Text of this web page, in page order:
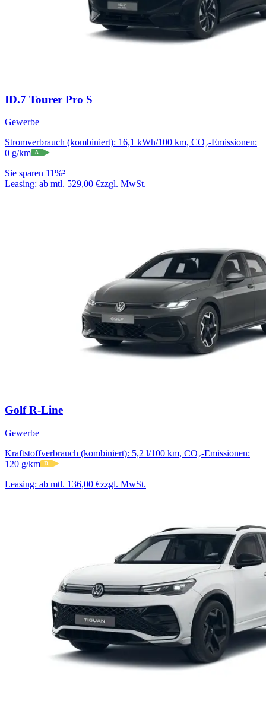
ID.7 Tourer Pro S
Gewerbe
Stromverbrauch (kombiniert): 16,1 kWh/100 km, CO₂-Emissionen:
0 g/km A
Sie sparen 11%²
Leasing: ab mtl. 529,00 €zzgl. MwSt.
Golf R-Line
Gewerbe
Kraftstoffverbrauch (kombiniert): 5,2 l/100 km, CO₂-Emissionen:
120 g/km D
Leasing: ab mtl. 136,00 €zzgl. MwSt.